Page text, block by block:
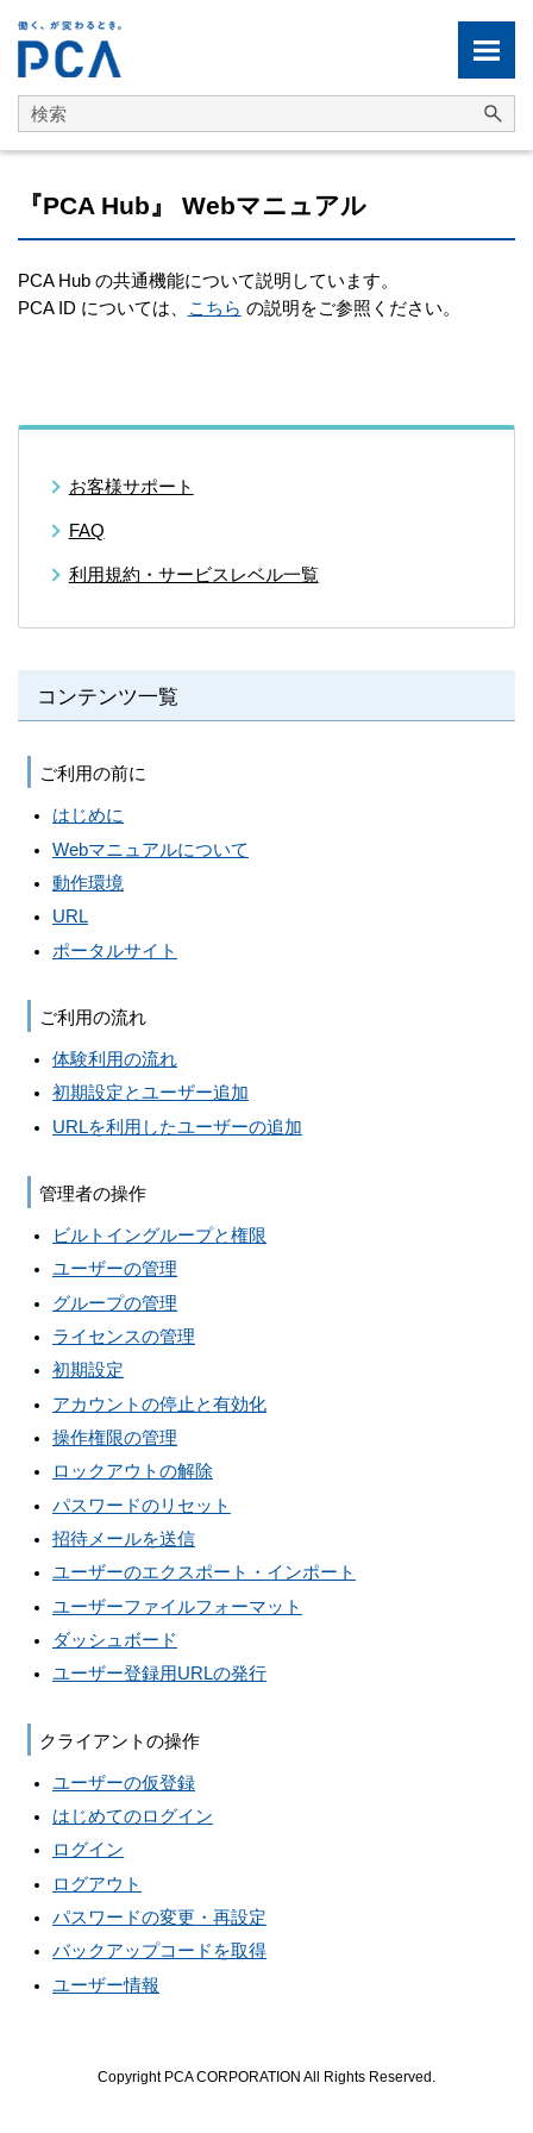
『PCA Hub』 Webマニュアル
PCA Hub の共通機能について説明しています。
PCA ID については、
こちら の説明をご参照ください。
お客様サポート
FAQ
利用規約・サービスレベル一覧
コンテンツ一覧
ご利用の前に
はじめに
Webマニュアルについて
動作環境
URL
ポータルサイト
ご利用の流れ
体験利用の流れ
初期設定とユーザー追加
URLを利用したユーザーの追加
管理者の操作
ビルトイングループと権限
ユーザーの管理
グループの管理
ライセンスの管理
初期設定
アカウントの停止と有効化
操作権限の管理
ロックアウトの解除
パスワードのリセット
招待メールを送信
ユーザーのエクスポート・インポート
ユーザーファイルフォーマット
ダッシュボード
ユーザー登録用URLの発行
クライアントの操作
ユーザーの仮登録
はじめてのログイン
ログイン
ログアウト
パスワードの変更・再設定
バックアップコードを取得
ユーザー情報
Copyright PCA CORPORATION All Rights Reserved.